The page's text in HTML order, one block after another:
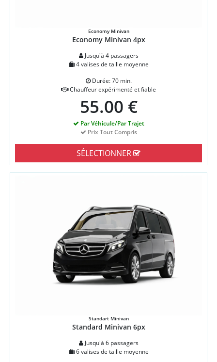
Economy Minivan
Economy Minivan 4px
Jusqu'à 4 passagers
4 valises de taille moyenne
Durée: 70 min.
Chauffeur expérimenté et fiable
55.00 €
Par Véhicule/Par Trajet
Prix Tout Compris
SÉLECTIONNER
Standart Minivan
Standard Minivan 6px
Jusqu'à 6 passagers
6 valises de taille moyenne